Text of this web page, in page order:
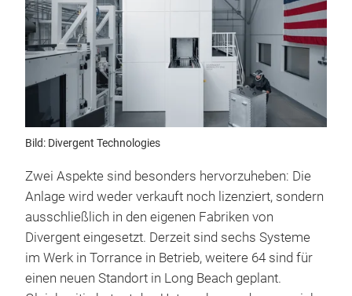
Bild: Divergent Technologies
Zwei Aspekte sind besonders hervorzuheben: Die
Anlage wird weder verkauft noch lizenziert, sondern
ausschließlich in den eigenen Fabriken von
Divergent eingesetzt. Derzeit sind sechs Systeme
im Werk in Torrance in Betrieb, weitere 64 sind für
einen neuen Standort in Long Beach geplant.